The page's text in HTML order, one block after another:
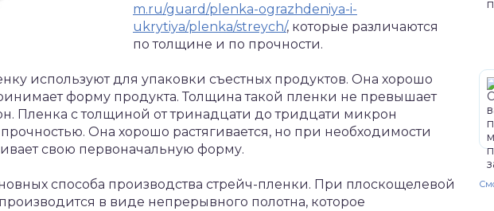
m.ru/guard/plenka-ograzhdeniya-i-
ukrytiya/plenka/streych/, которые различаются
по толщине и по прочности.
используют для упаковки съестных продуктов. Она хорошо
форму продукта. Толщина такой пленки не превышает
Пленка с толщиной от тринадцати до тридцати микрон
Она хорошо растягивается, но при необходимости
свою первоначальную форму.
способа производства стрейч-пленки. При плоскощелевой
в виде непрерывного полотна, которое